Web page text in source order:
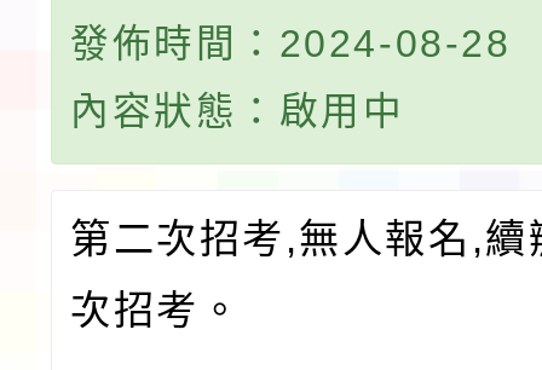
發佈時間：2024-08-28
內容狀態：啟用中
第二次招考,無人報名,續
次招考。